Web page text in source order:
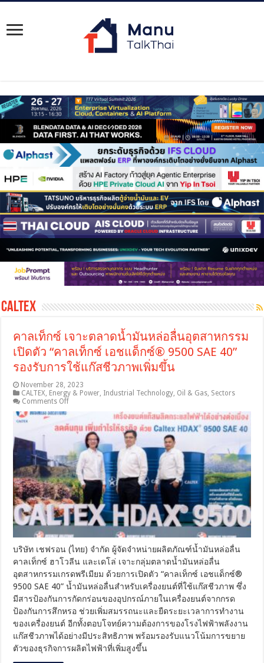
CALTEX
คาลเท็กซ์ เจาะตลาดน้ำมันหล่อลื่นอุตสาหกรรม
เปิดตัว “คาลเท็กซ์ เอชแด็กซ์® 9500 SAE 40”
รองรับการใช้แก๊สชีวภาพเพิ่มขึ้น
November 28, 2023
CALTEX Energy & Power Industrial Technology Oil & Gas Sectors
Comments Offon
เจาะ
ตลาด
น้ำมัน
หล่อ
ลื่น
อุตสาหกรรม
เปิด
ตัว
“คาล
เท็กซ์
เอช
แด็กซ์®
9500
SAE
40”
รองรับ
การ
ใช้
แก๊ส
ชีวภาพ
เพิ่ม
บริษัท เชฟรอน (ไทย) จำกัด ผู้จัดจำหน่ายผลิตภัณฑ์น้ำมันหล่อลื่น
คาลเท็กซ์ ฮาโวลีน และเดโล่ เจาะกลุ่มตลาดน้ำมันหล่อลื่น
อุตสาหกรรมเกรดพรีเมียม ด้วยการเปิดตัว “คาลเท็กซ์ เอชแด็กซ์®
9500 SAE 40” น้ำมันหล่อลื่นสำหรับเครื่องยนต์ที่ใช้แก๊สชีวภาพ ซึ่ง
มีสารป้องกันการกัดกร่อนของอุปกรณ์ภายในเครื่องยนต์จากกรด
ป้องกันการสึกหรอ ช่วยเพิ่มสมรรถนะและยืดระยะเวลาการทำงาน
ของเครื่องยนต์ อีกทั้งตอบโจทย์ความต้องการของโรงไฟฟ้าพลังงาน
แก๊สชีวภาพได้อย่างมีประสิทธิภาพ พร้อมรองรับแนวโน้มการขยาย
ตัวของธุรกิจการผลิตไฟฟ้าที่เพิ่มสูงขึ้น